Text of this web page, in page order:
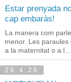
Estar prenyada
cap embaràs!
La manera com
menor. Les
a la maternitat o a l...
26.4.26